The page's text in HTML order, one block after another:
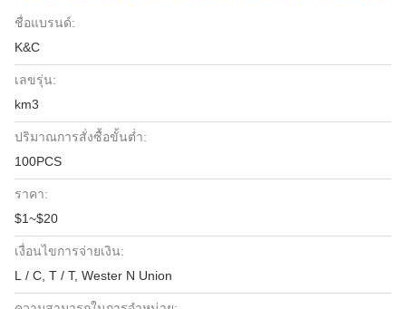
ชื่อแบรนด์:
K&C
เลขรุ่น:
km3
ปริมาณการสั่งซื้อขั้นต่ำ:
100PCS
ราคา:
$1~$20
เงื่อนไขการจ่ายเงิน:
L / C, T / T, Wester N Union